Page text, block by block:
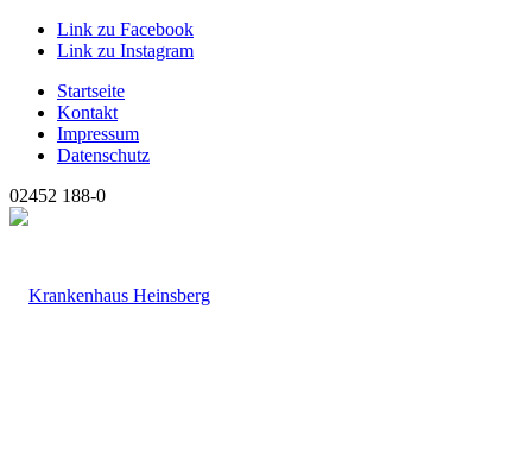
Link zu Facebook
Link zu Instagram
Startseite
Kontakt
Impressum
Datenschutz
02452 188-0